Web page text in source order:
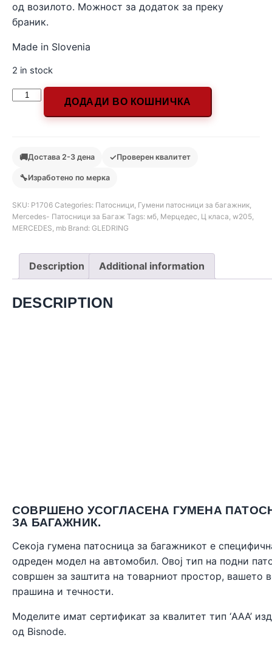
од возилото. Можност за додаток за преку
браник.
Made in Slovenia
2 in stock
ДОДАДИ ВО КОШНИЧКА
🚚Достава 2-3 дена ✓Проверен квалитет
🔧Изработено по мерка
SKU: Р1706 Categories: Патосници Гумени патосници за багажник
Mercedes- Патосници за Багаж Tags: мб Мерцедес Ц класа w205
MERCEDES mb Brand: GLEDRING
Description Additional information
DESCRIPTION
СОВРШЕНО УСОГЛАСЕНА ГУМЕНА
ЗА БАГАЖНИК.
Секоја гумена патосница за багажникот е
одреден модел на автомобил. Овој тип на подни
совршен за заштита на товарниот простор, вашето
прашина и течности.
Моделите имат сертификат за квалитет тип ‘AAA’
од Bisnode.